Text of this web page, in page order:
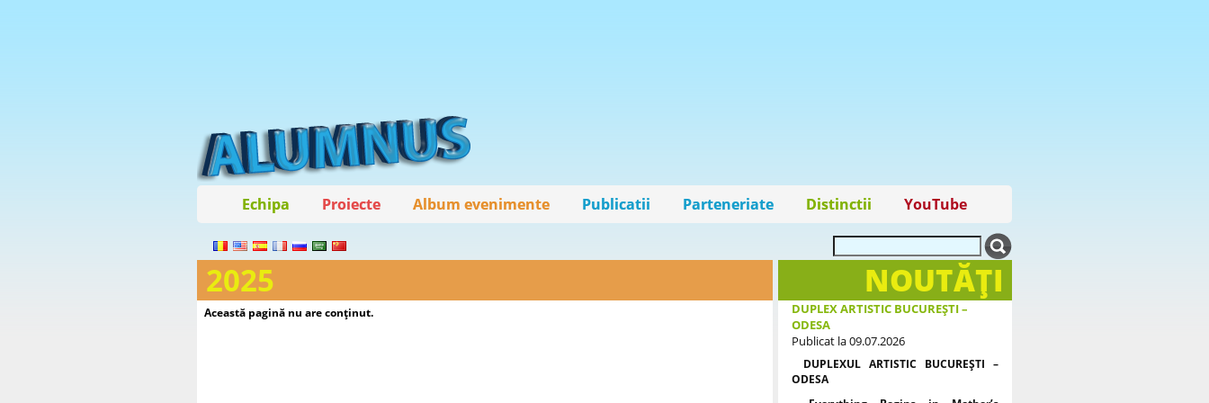
Echipa Proiecte Album evenimente Publicatii Parteneriate Distinctii YouTube
2025
Această pagină nu are conţinut.
NOUTĂŢI
DUPLEX ARTISTIC BUCUREȘTI –
ODESA
Publicat la 09.07.2026
DUPLEXUL ARTISTIC BUCUREȘTI –
ODESA